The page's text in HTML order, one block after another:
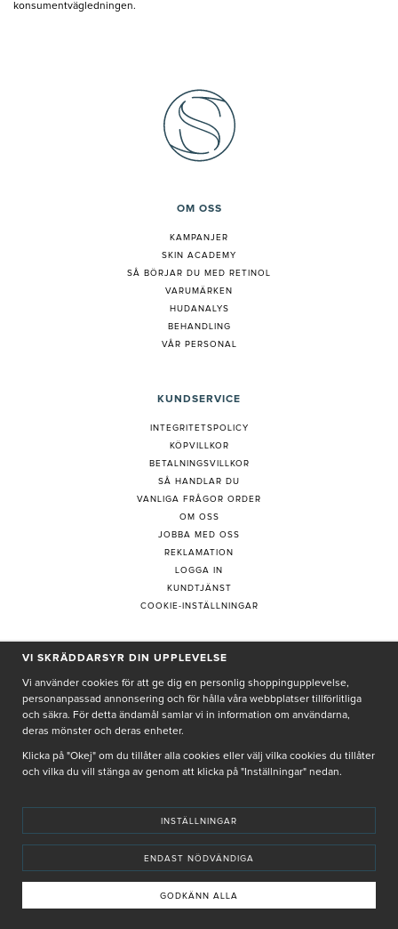
konsumentvägledningen.
OM OSS
KAMPANJER
SKIN ACADEMY
SÅ BÖRJAR DU MED RETINOL
VARUMÄRKEN
HUDANALYS
BEHANDLING
VÅR PERSONAL
KUNDSERVICE
INTEGRITETSPOLICY
KÖPVILLKOR
BETALNINGSVILLKOR
SÅ HANDLAR DU
VANLIGA FRÅGOR ORDER
OM OSS
JOBBA MED OSS
REKLAMATION
LOGGA IN
KUNDTJÄNST
COOKIE-INSTÄLLNINGAR
PRENUMERERA PÅ NYHETSBREV
Genom att ge min e-post, accepterar jag Seth och Sallyintegritetspolicy
De uppgifter du matar in kommer endast användas till våra nyhetsbrev.
INNEHÅLLET OCH REKOMMENDATIONERNA PÅ DENNA SIDA ÄR FRAMTAGNA OCH GRANSKADE
AV VÅRA AUKTORISERADE HUDTERAPEUTER.
VI SKRÄDDARSYR DIN UPPLEVELSE
Vi använder cookies för att ge dig en personlig shoppingupplevelse,
personanpassad annonsering och för hålla våra webbplatser tillförlitliga
och säkra. För detta ändamål samlar vi in information om användarna,
deras mönster och deras enheter.
Klicka på "Okej" om du tillåter alla cookies eller välj vilka cookies du tillåter
och vilka du vill stänga av genom att klicka på "Inställningar" nedan.
INSTÄLLNINGAR
ENDAST NÖDVÄNDIGA
GODKÄNN ALLA